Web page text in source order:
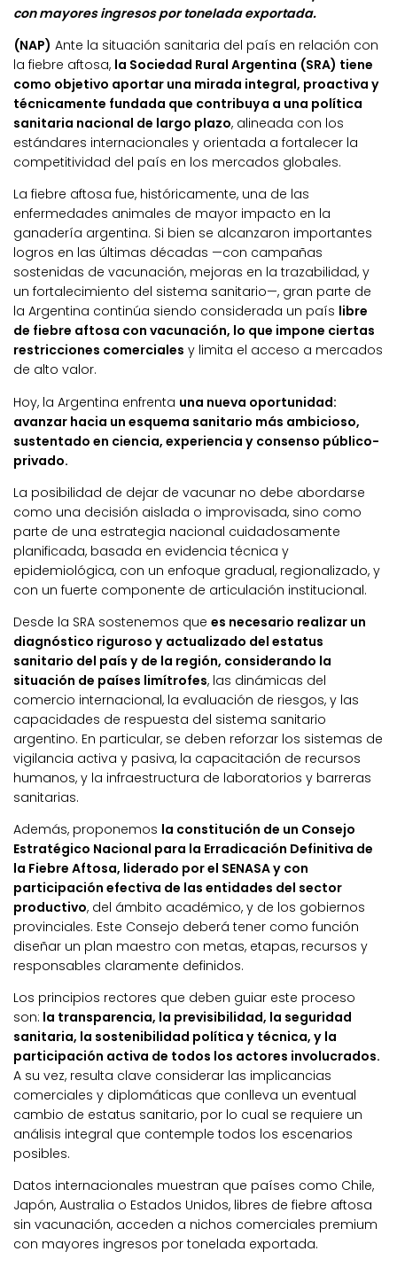
con mayores ingresos por tonelada exportada.
(NAP) Ante la situación sanitaria del país en relación con
la fiebre aftosa, la Sociedad Rural Argentina (SRA) tiene
como objetivo aportar una mirada integral, proactiva y
técnicamente fundada que contribuya a una política
sanitaria nacional de largo plazo, alineada con los
estándares internacionales y orientada a fortalecer la
competitividad del país en los mercados globales.
La fiebre aftosa fue, históricamente, una de las
enfermedades animales de mayor impacto en la
ganadería argentina. Si bien se alcanzaron importantes
logros en las últimas décadas —con campañas
sostenidas de vacunación, mejoras en la trazabilidad, y
un fortalecimiento del sistema sanitario—, gran parte de
la Argentina continúa siendo considerada un país libre
de fiebre aftosa con vacunación, lo que impone ciertas
restricciones comerciales y limita el acceso a mercados
de alto valor.
Hoy, la Argentina enfrenta una nueva oportunidad:
avanzar hacia un esquema sanitario más ambicioso,
sustentado en ciencia, experiencia y consenso público-
privado.
La posibilidad de dejar de vacunar no debe abordarse
como una decisión aislada o improvisada, sino como
parte de una estrategia nacional cuidadosamente
planificada, basada en evidencia técnica y
epidemiológica, con un enfoque gradual, regionalizado, y
con un fuerte componente de articulación institucional.
Desde la SRA sostenemos que es necesario realizar un
diagnóstico riguroso y actualizado del estatus
sanitario del país y de la región, considerando la
situación de países limítrofes, las dinámicas del
comercio internacional, la evaluación de riesgos, y las
capacidades de respuesta del sistema sanitario
argentino. En particular, se deben reforzar los sistemas de
vigilancia activa y pasiva, la capacitación de recursos
humanos, y la infraestructura de laboratorios y barreras
sanitarias.
Además, proponemos la constitución de un Consejo
Estratégico Nacional para la Erradicación Definitiva de
la Fiebre Aftosa, liderado por el SENASA y con
participación efectiva de las entidades del sector
productivo, del ámbito académico, y de los gobiernos
provinciales. Este Consejo deberá tener como función
diseñar un plan maestro con metas, etapas, recursos y
responsables claramente definidos.
Los principios rectores que deben guiar este proceso
son: la transparencia, la previsibilidad, la seguridad
sanitaria, la sostenibilidad política y técnica, y la
participación activa de todos los actores involucrados.
A su vez, resulta clave considerar las implicancias
comerciales y diplomáticas que conlleva un eventual
cambio de estatus sanitario, por lo cual se requiere un
análisis integral que contemple todos los escenarios
posibles.
Datos internacionales muestran que países como Chile,
Japón, Australia o Estados Unidos, libres de fiebre aftosa
sin vacunación, acceden a nichos comerciales premium
con mayores ingresos por tonelada exportada.